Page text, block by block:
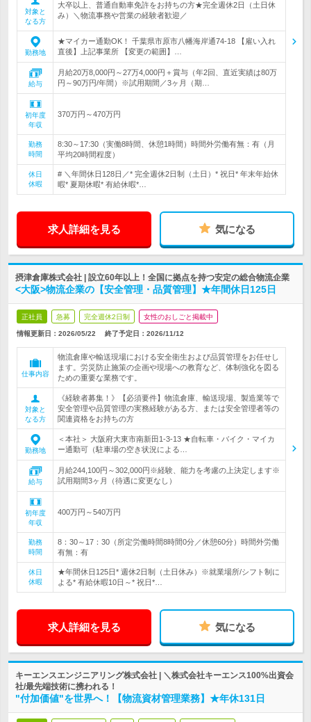
対象と
なる方
大卒以上、普通自動車免許をお持ちの方★完全週休2日（土日休
み）＼物流事務や営業の経験者歓迎／
勤務地
★マイカー通勤OK！ 千葉県市原市八幡海岸通74-18 【雇い入れ
直後】上記事業所 【変更の範囲】…
給与
月給20万8,000円～27万4,000円＋賞与（年2回、直近実績は80万
円～90万円/年間）※試用期間／3ヶ月（期…
初年度
年収
370万円～470万円
勤務
時間
8:30～17:30（実働8時間、休憩1時間）時間外労働有無：有（月
平均20時間程度）
休日
休暇
# ＼年間休日128日／* 完全週休2日制（土日）* 祝日* 年末年始休
暇* 夏期休暇* 有給休暇*…
求人詳細を見る 気になる
摂津倉庫株式会社 | 設立60年以上！全国に拠点を持つ安定の総合物流企業
<大阪>物流企業の【安全管理・品質管理】★年間休日125日
正社員 急募 完全週休2日制 女性のおしごと掲載中
情報更新日：2026/05/22 終了予定日： 2026/11/12
仕事内容
物流倉庫や輸送現場における安全衛生および品質管理をお任せし
ます。労災防止施策の企画や現場への教育など、体制強化を図る
ための重要な業務です。
対象と
なる方
《経験者募集！》【必須要件】物流倉庫、輸送現場、製造業等で
安全管理や品質管理の実務経験がある方、または安全管理者等の
関連資格をお持ちの方
勤務地
＜本社＞ 大阪府大東市南新田1-3-13 ★自転車・バイク・マイカ
ー通勤可（駐車場の空き状況による…
給与
月給244,100円～302,000円※経験、能力を考慮の上決定します※
試用期間3ヶ月（待遇に変更なし）
初年度
年収
400万円～540万円
勤務
時間
8：30～17：30（所定労働時間8時間0分／休憩60分）時間外労働
有無：有
休日
休暇
★年間休日125日* 週休2日制（土日休み）※就業場所/シフト制に
よる* 有給休暇10日～* 祝日*…
求人詳細を見る 気になる
キーエンスエンジニアリング株式会社 | ＼株式会社キーエンス100%出資会
社/最先端技術に携われる！
"付加価値"を世界へ！【物流資材管理業務】★年休131日